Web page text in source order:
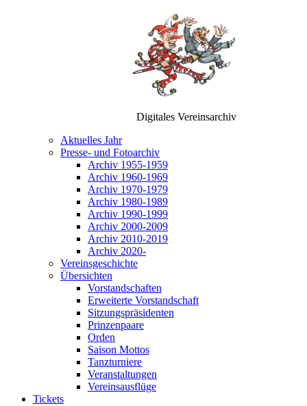
Digitales Vereinsarchiv
Aktuelles Jahr
Presse- und Fotoarchiv
Archiv 1955-1959
Archiv 1960-1969
Archiv 1970-1979
Archiv 1980-1989
Archiv 1990-1999
Archiv 2000-2009
Archiv 2010-2019
Archiv 2020-
Vereinsgeschichte
Übersichten
Vorstandschaften
Erweiterte Vorstandschaft
Sitzungspräsidenten
Prinzenpaare
Orden
Saison Mottos
Tanzturniere
Veranstaltungen
Vereinsausflüge
Tickets